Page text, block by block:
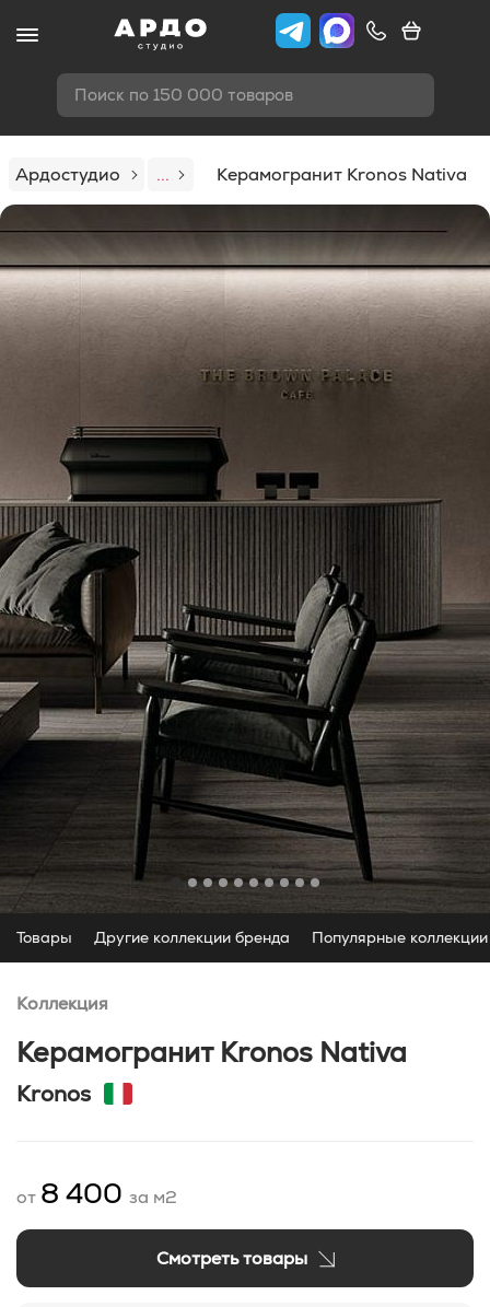
Поиск по 150 000 товаров
Ардостудио ... Керамогранит Kronos Nativa
Товары Другие коллекции бренда Популярные коллекции
Коллекция
Керамогранит Kronos Nativa
Kronos
от 8 400 за м2
Смотреть товары